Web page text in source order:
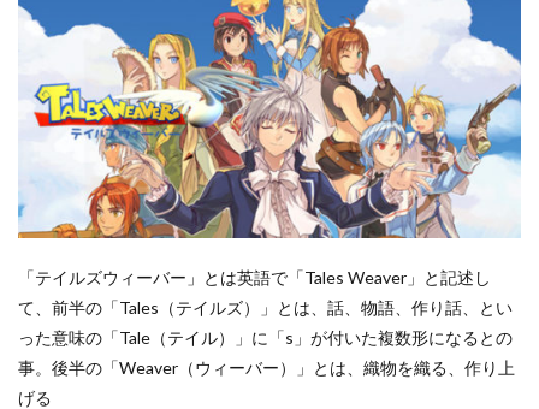
「テイルズウィーバー」とは英語で「Tales Weaver」と記述し
て、前半の「Tales（テイルズ）」とは、話、物語、作り話、とい
った意味の「Tale（テイル）」に「s」が付いた複数形になるとの
事。後半の「Weaver（ウィーバー）」とは、織物を織る、作り上
げる